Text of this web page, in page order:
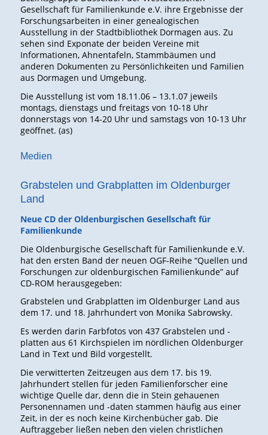
Gesellschaft für Familienkunde e.V. ihre Ergebnisse der
Forschungsarbeiten in einer genealogischen
Ausstellung in der Stadtbibliothek Dormagen aus. Zu
sehen sind Exponate der beiden Vereine mit
Informationen, Ahnentafeln, Stammbäumen und
anderen Dokumenten zu Persönlichkeiten und Familien
aus Dormagen und Umgebung.
Die Ausstellung ist vom 18.11.06 – 13.1.07 jeweils
montags, dienstags und freitags von 10-18 Uhr
donnerstags von 14-20 Uhr und samstags von 10-13 Uhr
geöffnet. (as)
Medien
Grabstelen und Grabplatten im Oldenburger
Land
Neue CD der Oldenburgischen Gesellschaft für
Familienkunde
Die Oldenburgische Gesellschaft für Familienkunde e.V.
hat den ersten Band der neuen OGF-Reihe “Quellen und
Forschungen zur oldenburgischen Familienkunde” auf
CD-ROM herausgegeben:
Grabstelen und Grabplatten im Oldenburger Land aus
dem 17. und 18. Jahrhundert von Monika Sabrowsky.
Es werden darin Farbfotos von 437 Grabstelen und -
platten aus 61 Kirchspielen im nördlichen Oldenburger
Land in Text und Bild vorgestellt.
Die verwitterten Zeitzeugen aus dem 17. bis 19.
Jahrhundert stellen für jeden Familienforscher eine
wichtige Quelle dar, denn die in Stein gehauenen
Personennamen und -daten stammen häufig aus einer
Zeit, in der es noch keine Kirchenbücher gab. Die
Auftraggeber ließen neben den vielen christlichen